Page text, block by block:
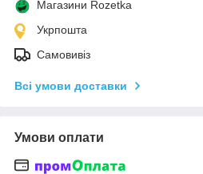
Магазини Rozetka
Укрпошта
Самовивіз
Всі умови доставки
Умови оплати